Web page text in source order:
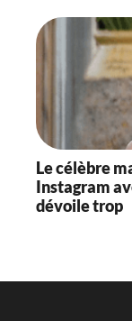
Le célèbre
Instagram
dévoile trop